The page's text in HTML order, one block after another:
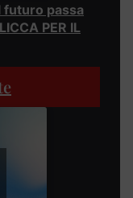
futuro passa
PER IL